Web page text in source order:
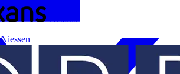
Nexans
Niessen